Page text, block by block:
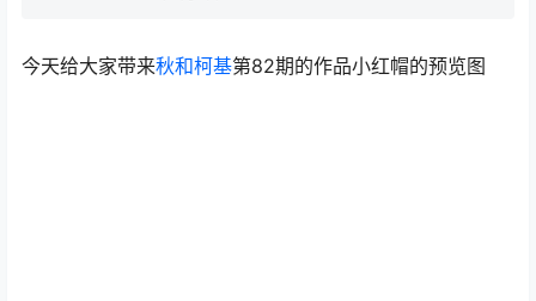
今天给大家带来秋和柯基第82期的作品小红帽的预览图